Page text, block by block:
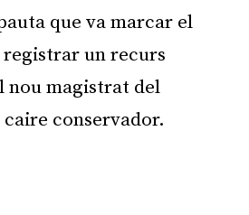
que va marcar el
un recurs
nou magistrat del
conservador.